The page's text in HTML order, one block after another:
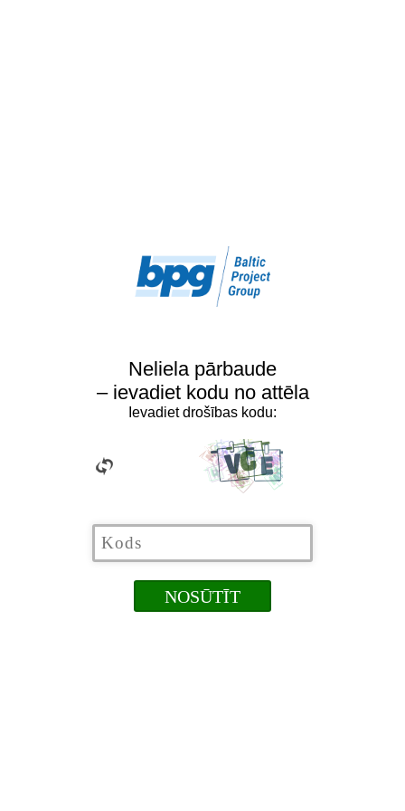
Neliela pārbaude
– ievadiet kodu no attēla
Ievadiet drošības kodu: